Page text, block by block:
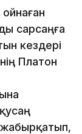
сарсаңға
кездері
Платон